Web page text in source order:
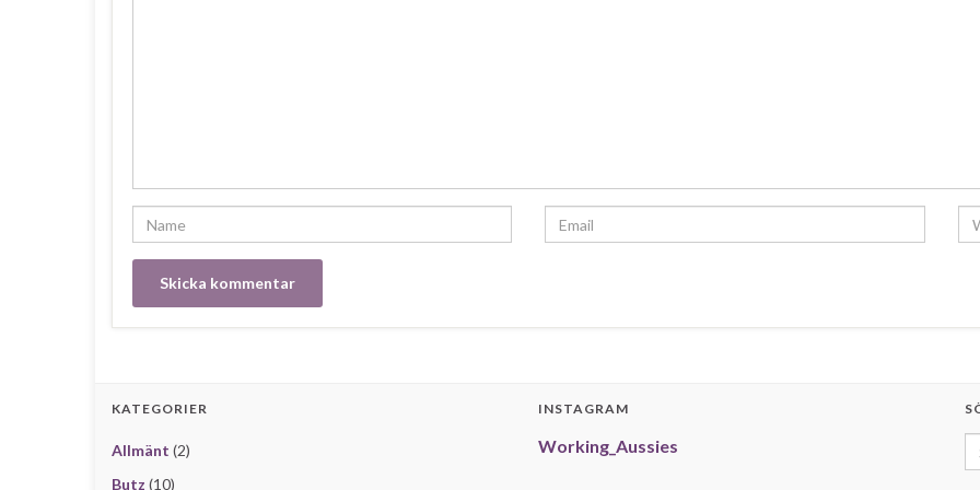
KATEGORIER
Allmänt (2)
Butz (10)
INSTAGRAM
Working_Aussies